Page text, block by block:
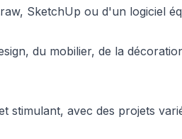
SketchUp ou d'un logiciel
du mobilier, de la
stimulant, avec des projets